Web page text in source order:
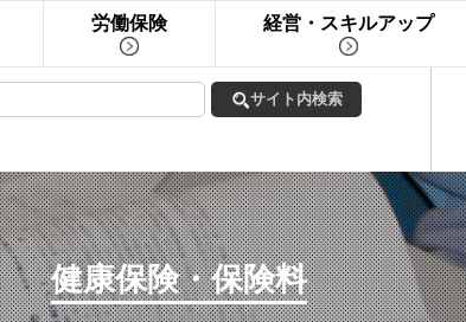
労働保険 経営・スキルアップ
健康保険・保険料